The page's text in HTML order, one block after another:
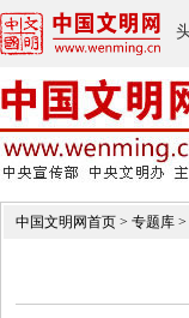
中国文明网首页 > 专题库 >